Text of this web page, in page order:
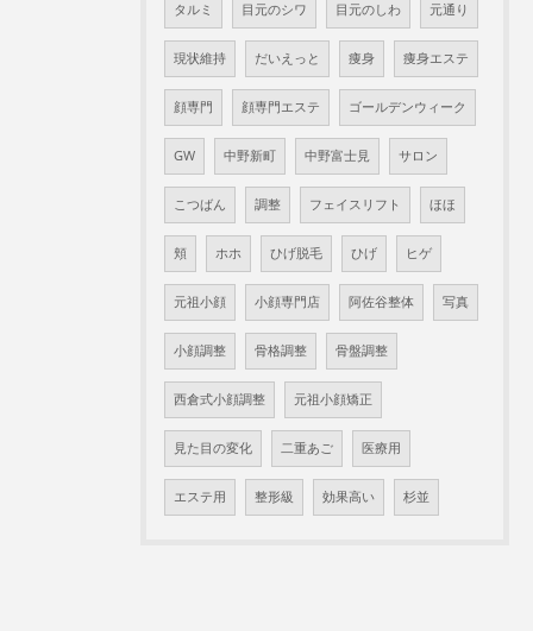
タルミ 目元のシワ 目元のしわ 元通り
現状維持 だいえっと 痩身 痩身エステ
顔専門 顔専門エステ ゴールデンウィーク
GW 中野新町 中野富士見 サロン
こつばん 調整 フェイスリフト ほほ
頬 ホホ ひげ脱毛 ひげ ヒゲ
元祖小顔 小顔専門店 阿佐谷整体 写真
小顔調整 骨格調整 骨盤調整
西倉式小顔調整 元祖小顔矯正
見た目の変化 二重あご 医療用
エステ用 整形級 効果高い 杉並